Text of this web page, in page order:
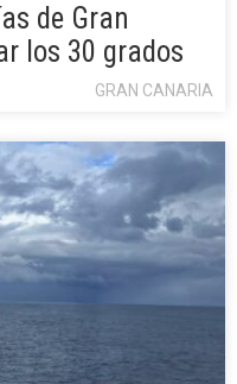
de Gran
los 30 grados
GRAN CANARIA